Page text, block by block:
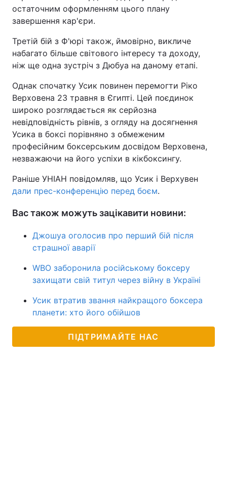
остаточним оформленням цього плану
завершення кар'єри.
Третій бій з Ф'юрі також, ймовірно, викличе
набагато більше світового інтересу та доходу,
ніж ще одна зустріч з Дюбуа на даному етапі.
Однак спочатку Усик повинен перемогти Ріко
Верховена 23 травня в Єгипті. Цей поєдинок
широко розглядається як серйозна
невідповідність рівнів, з огляду на досягнення
Усика в боксі порівняно з обмеженим
професійним боксерським досвідом Верховена,
незважаючи на його успіхи в кікбоксингу.
Раніше УНІАН повідомляв, що Усик і Верхувен
дали прес-конференцію перед боєм.
Вас також можуть зацікавити новини:
Джошуа оголосив про перший бій після
страшної аварії
WBO заборонила російському боксеру
захищати свій титул через війну в Україні
Усик втратив звання найкращого боксера
планети: хто його обійшов
ПІДТРИМАЙТЕ НАС